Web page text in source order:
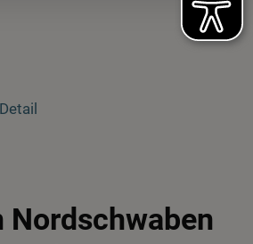
Detail
Nordschwaben